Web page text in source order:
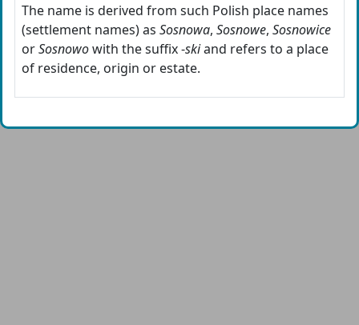
The name is derived from such Polish place names
(settlement names) as Sosnowa, Sosnowe, Sosnowice
orSosnowowith the suffix -skiand refers to a place
of residence, origin or estate.